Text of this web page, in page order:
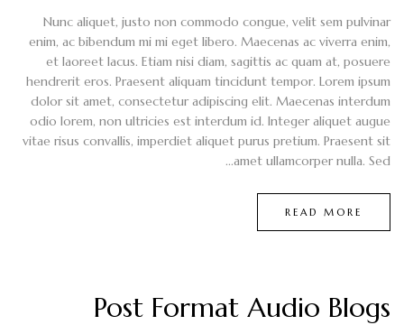
Nunc aliquet, justo non commodo congue, velit sem pulvinar
enim, ac bibendum mi mi eget libero. Maecenas ac viverra enim,
et laoreet lacus. Etiam nisi diam, sagittis ac quam at, posuere
hendrerit eros. Praesent aliquam tincidunt tempor. Lorem ipsum
dolor sit amet, consectetur adipiscing elit. Maecenas interdum
odio lorem, non ultricies est interdum id. Integer aliquet augue
vitae risus convallis, imperdiet aliquet purus pretium. Praesent sit
amet ullamcorper nulla. Sed...
READ MORE
Post Format Audio Blogs